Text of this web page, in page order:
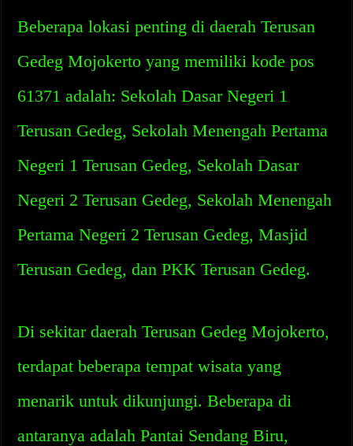
Beberapa lokasi penting di daerah Terusan
Gedeg Mojokerto yang memiliki kode pos
61371 adalah: Sekolah Dasar Negeri 1
Terusan Gedeg, Sekolah Menengah Pertama
Negeri 1 Terusan Gedeg, Sekolah Dasar
Negeri 2 Terusan Gedeg, Sekolah Menengah
Pertama Negeri 2 Terusan Gedeg, Masjid
Terusan Gedeg, dan PKK Terusan Gedeg.
Di sekitar daerah Terusan Gedeg Mojokerto,
terdapat beberapa tempat wisata yang
menarik untuk dikunjungi. Beberapa di
antaranya adalah Pantai Sendang Biru,